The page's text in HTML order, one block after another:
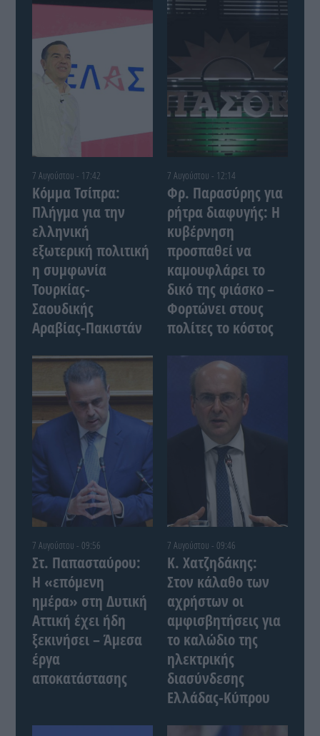
7 Αυγούστου - 17:42
Κόμμα Τσίπρα:
Πλήγμα για την
ελληνική
εξωτερική πολιτική
η συμφωνία
Τουρκίας-
Σαουδικής
Αραβίας-Πακιστάν
7 Αυγούστου - 12:14
Φρ. Παρασύρης για
ρήτρα διαφυγής: Η
κυβέρνηση
προσπαθεί να
καμουφλάρει το
δικό της φιάσκο –
Φορτώνει στους
πολίτες το κόστος
7 Αυγούστου - 09:56
Στ. Παπασταύρου:
Η «επόμενη
ημέρα» στη Δυτική
Αττική έχει ήδη
ξεκινήσει – Άμεσα
έργα
αποκατάστασης
7 Αυγούστου - 09:46
Κ. Χατζηδάκης:
Στον κάλαθο των
αχρήστων οι
αμφισβητήσεις για
το καλώδιο της
ηλεκτρικής
διασύνδεσης
Ελλάδας-Κύπρου